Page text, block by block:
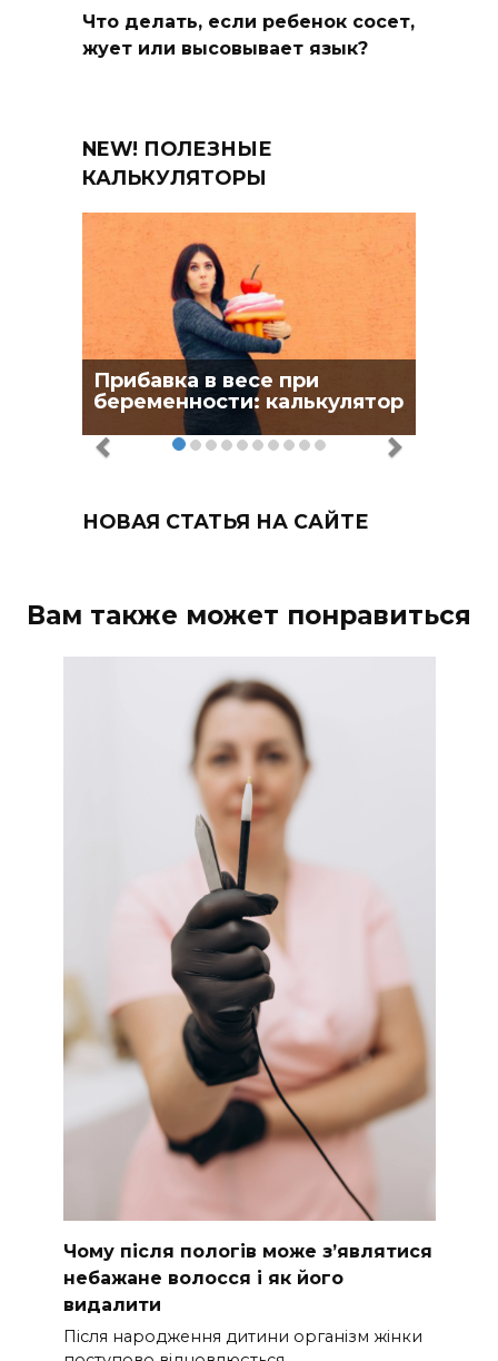
Что делать, если ребенок сосет,
жует или высовывает язык?
NEW! ПОЛЕЗНЫЕ
КАЛЬКУЛЯТОРЫ
Прибавка в весе при
беременности: калькулятор
НОВАЯ СТАТЬЯ НА САЙТЕ
Вам также может понравиться
Чому після пологів може з’являтися
небажане волосся і як його
видалити
Після народження дитини організм жінки